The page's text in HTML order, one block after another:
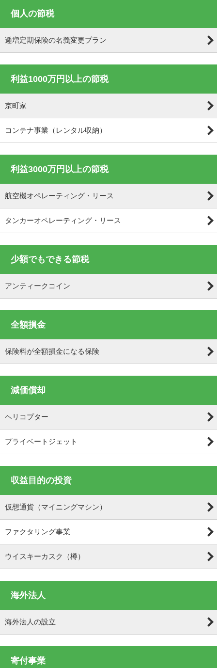
個人の節税
逓増定期保険の名義変更プラン
利益1000万円以上の節税
京町家
コンテナ事業（レンタル収納）
利益3000万円以上の節税
航空機オペレーティング・リース
タンカーオペレーティング・リース
少額でもできる節税
アンティークコイン
全額損金
保険料が全額損金になる保険
減価償却
ヘリコプター
プライベートジェット
収益目的の投資
仮想通貨（マイニングマシン）
ファクタリング事業
ウイスキーカスク（樽）
海外法人
海外法人の設立
寄付事業